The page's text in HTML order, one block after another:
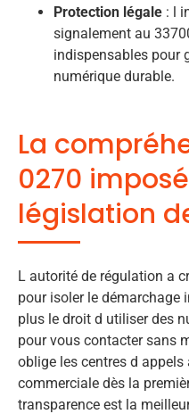
Protection légale : l
signalement au
indispensables pour
numérique durable.
La
0270
législation
L autorité de régulation a
pour isoler le démarchage
plus le droit d utiliser des
pour vous contacter sans
oblige les centres d
commerciale dès la
transparence est la